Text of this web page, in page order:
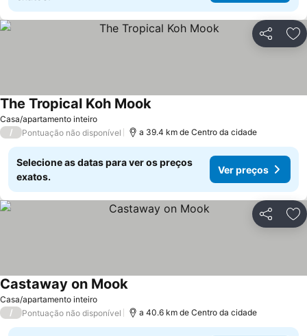
Partilhar
Casa/apartamento inteiro
The Tropical Koh MookVer preços
/ Pontuação não disponível a 39.4 km de Centro da cidade
Selecione as datas para ver os preços
exatos.
Ver preços
Partilhar
Casa/apartamento inteiro
Castaway on MookVer preços
/ Pontuação não disponível a 40.6 km de Centro da cidade